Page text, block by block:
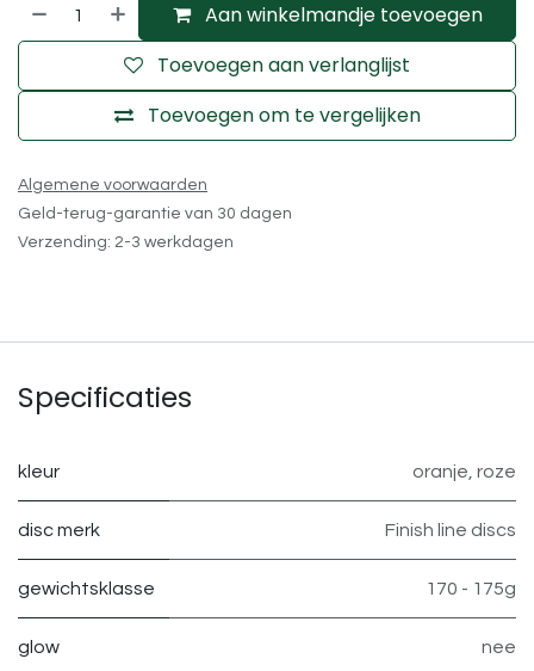
Aan winkelmandje toevoegen
Toevoegen om te vergelijken
Toevoegen aan verlanglijst
Algemene voorwaarden
Geld-terug-garantie van 30 dagen
Verzending: 2-3 werkdagen
Specificaties
kleur oranje roze
disc merk Finish line discs
gewichtsklasse 170 - 175g
glow nee